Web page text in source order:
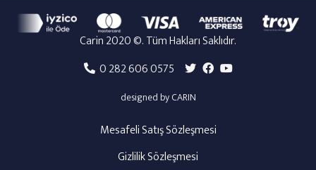
Carin 2020 ©. Tüm Hakları Saklıdır.
0 282 606 0575
designed by CARIN
Mesafeli Satış Sözleşmesi
Gizlilik Sözleşmesi